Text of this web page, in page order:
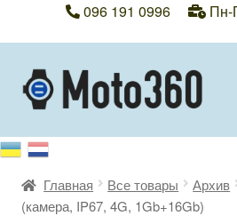
096 191 0996 Пн-
Перейти
к
навигации
Перейти
к
содержимому
+38 096 191 0996
Категории
Главная Все товары Архив
(камера, IP67, 4G, 1Gb+16Gb)